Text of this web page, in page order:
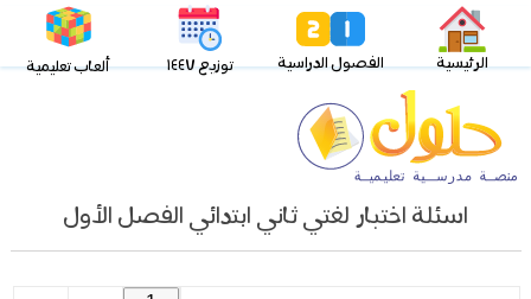
الرئيسية الفصول الدراسية توزيع ١٤٤٧ ألعاب تعليمية
اسئلة اختبار لغتي ثاني ابتدائي الفصل الأول